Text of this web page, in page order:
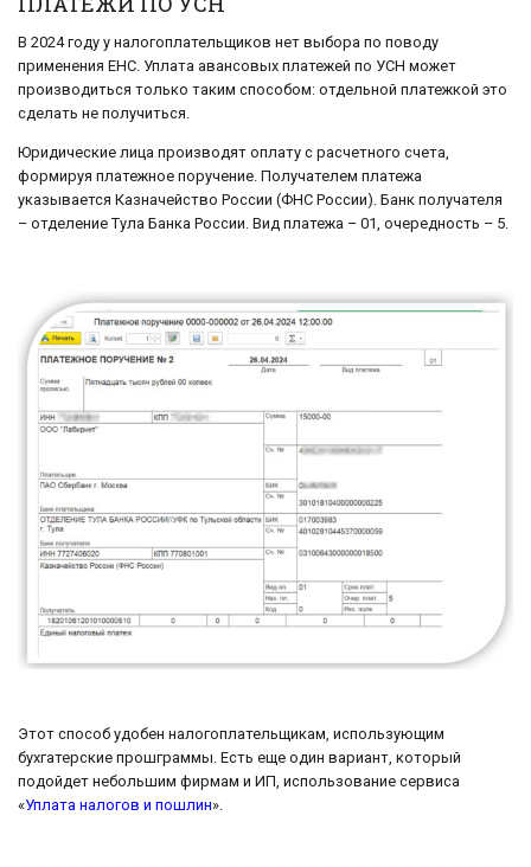
В 2024 году у налогоплательщиков нет выбора по поводу
применения ЕНС. Уплата авансовых платежей по УСН может
производиться только таким способом: отдельной платежкой это
сделать не получиться.
Юридические лица производят оплату с расчетного счета,
формируя платежное поручение. Получателем платежа
указывается Казначейство России (ФНС России). Банк получателя
– отделение Тула Банка России. Вид платежа – 01, очередность – 5.
Этот способ удобен налогоплательщикам, использующим
бухгатерские прошграммы. Есть еще один вариант, который
подойдет небольшим фирмам и ИП, использование сервиса
«Уплата налогов и пошлин».